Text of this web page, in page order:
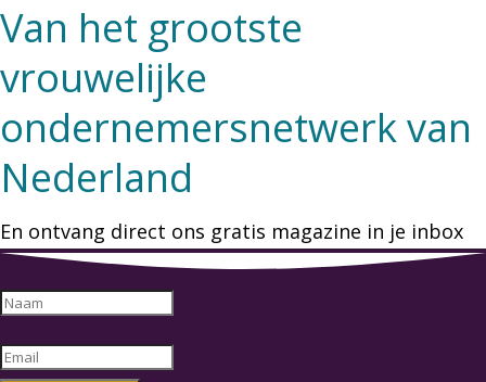
Van het grootste
vrouwelijke
ondernemersnetwerk van
Nederland
En ontvang direct ons gratis magazine in je inbox